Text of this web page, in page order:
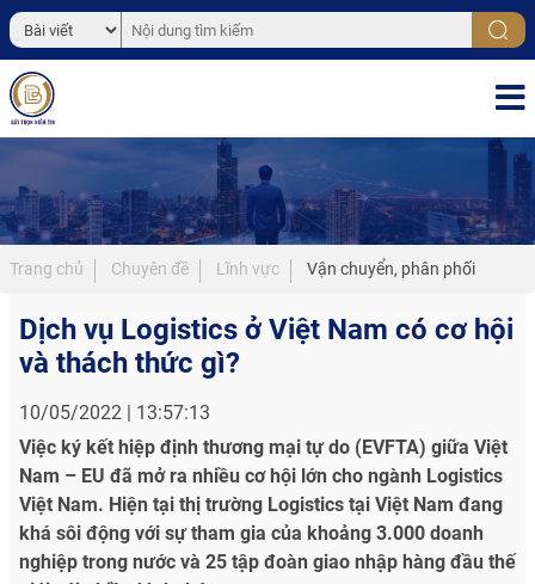
Trang chủ Chuyên đề Lĩnh vực Vận chuyển, phân phối
Dịch vụ Logistics ở Việt Nam có cơ hội
và thách thức gì?
10/05/2022 | 13:57:13
Việc ký kết hiệp định thương mại tự do (EVFTA) giữa Việt
Nam – EU đã mở ra nhiều cơ hội lớn cho ngành Logistics
Việt Nam. Hiện tại thị trường Logistics tại Việt Nam đang
khá sôi động với sự tham gia của khoảng 3.000 doanh
nghiệp trong nước và 25 tập đoàn giao nhập hàng đầu thế